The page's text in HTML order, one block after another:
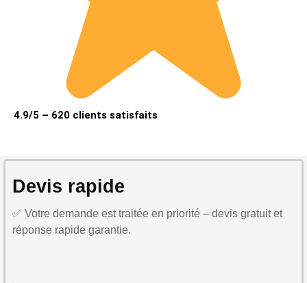
4.9/5 – 620 clients satisfaits
Devis rapide
✅ Votre demande est traitée en priorité – devis gratuit et
réponse rapide garantie.